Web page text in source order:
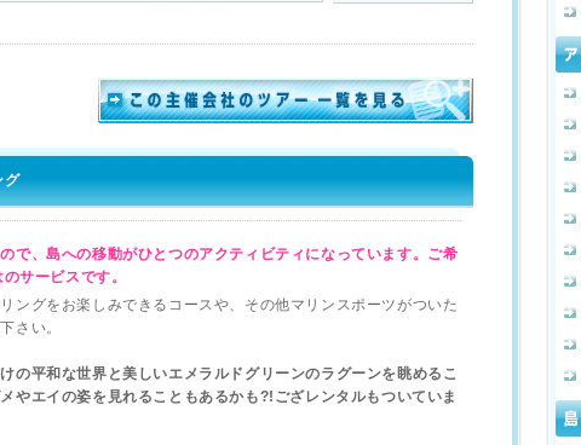
グ
で、島への移動がひとつのアクティビティになっています。ご希
サービスです。
グをお楽しみできるコースや、その他マリンスポーツがついた
さい。
の平和な世界と美しいエメラルドグリーンのラグーンを眺めるこ
やエイの姿を見れることもあるかも?!ござレンタルもついていま